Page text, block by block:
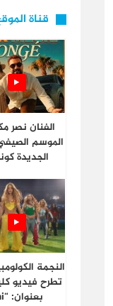
قناة
الفنان نصر
الموسم
الجديدة
النجمة
تطرح فيديو
بعنوان: “Dai…